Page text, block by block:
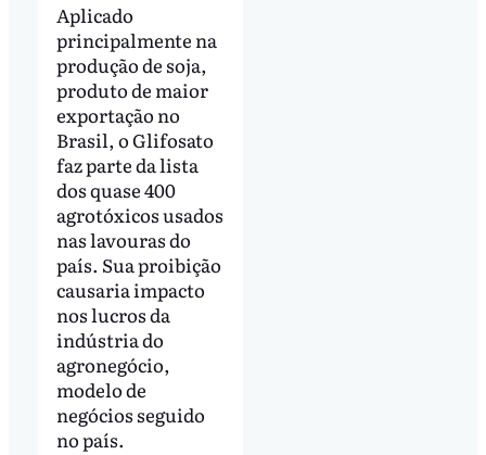
Aplicado
principalmente na
produção de soja,
produto de maior
exportação no
Brasil, o Glifosato
faz parte da lista
dos quase 400
agrotóxicos usados
nas lavouras do
país. Sua proibição
causaria impacto
nos lucros da
indústria do
agronegócio,
modelo de
negócios seguido
no país.